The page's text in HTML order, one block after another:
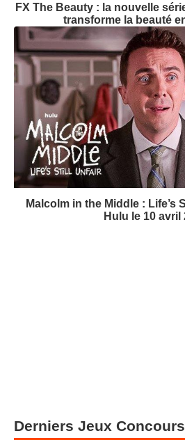
FX The Beauty : la nouvelle
transforme la beauté
Malcolm in the Middle : Life’s
Hulu le 10 avril
Derniers Jeux Concours